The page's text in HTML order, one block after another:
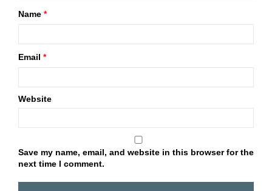
Name *
Email *
Website
Save my name, email, and website in this browser for the
next time I comment.